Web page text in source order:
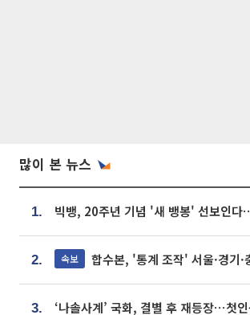
많이 본 뉴스
1.
2. 속보 합수본, '통계 조작' 서울·경기·충북 선관위 등
3.